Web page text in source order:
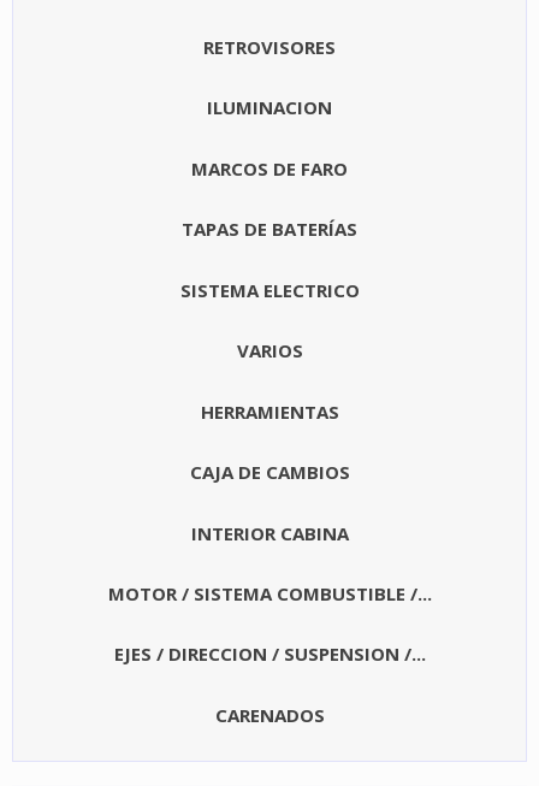
RETROVISORES
ILUMINACION
MARCOS DE FARO
TAPAS DE BATERÍAS
SISTEMA ELECTRICO
VARIOS
HERRAMIENTAS
CAJA DE CAMBIOS
INTERIOR CABINA
MOTOR / SISTEMA COMBUSTIBLE /...
EJES / DIRECCION / SUSPENSION /...
CARENADOS